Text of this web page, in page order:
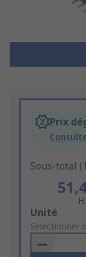
Prix
Sous-total
Add
to
Basket
Unité
Sélectionner